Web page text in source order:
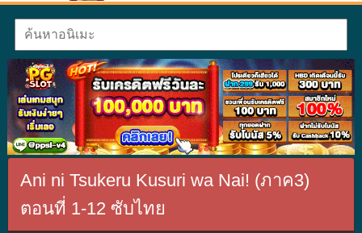
Ani ni Tsukeru Kusuri wa Nai! (ภาค3)
ตอนที่ 1-12 ซับไทย